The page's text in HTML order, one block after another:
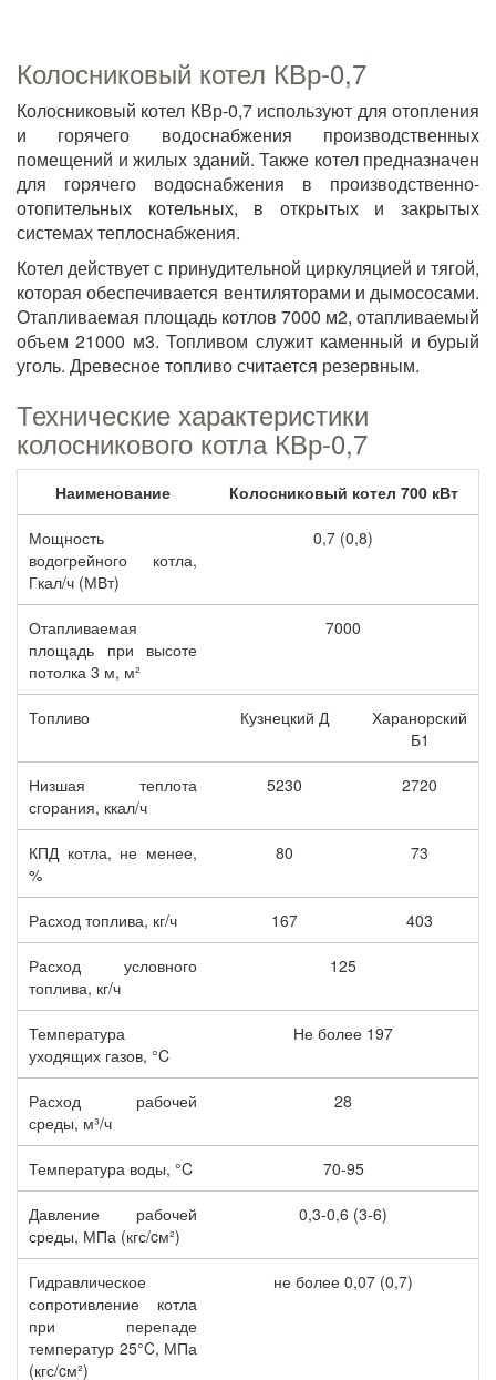
Колосниковый котел КВр-0,7
Колосниковый котел КВр-0,7 используют для отопления
и горячего водоснабжения производственных
помещений и жилых зданий. Также котел предназначен
для горячего водоснабжения в производственно-
отопительных котельных, в открытых и закрытых
системах теплоснабжения.
Котел действует с принудительной циркуляцией и тягой,
которая обеспечивается вентиляторами и дымососами.
Отапливаемая площадь котлов 7000 м2, отапливаемый
объем 21000 м3. Топливом служит каменный и бурый
уголь. Древесное топливо считается резервным.
Технические характеристики
колосникового котла КВр-0,7
Наименование Колосниковый котел 700 кВт
Мощность
водогрейного котла,
Гкал/ч (МВт)
0,7 (0,8)
Отапливаемая
площадь при высоте
потолка 3 м, м²
7000
Топливо Кузнецкий Д
Харанорский
Б1
Низшая теплота
сгорания, ккал/ч
5230 2720
КПД котла, не менее,
%
80 73
Расход топлива, кг/ч 167 403
Расход условного
топлива, кг/ч
125
Температура
уходящих газов, °C
Не более 197
Расход рабочей
среды, м³/ч
28
Температура воды, °C 70-95
Давление рабочей
среды, МПа (кгс/cм²)
0,3-0,6 (3-6)
Гидравлическое
сопротивление котла
при перепаде
температур 25°C, МПа
(кгс/cм²)
не более 0,07 (0,7)